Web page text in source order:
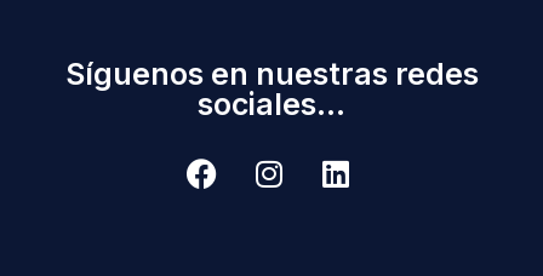
Síguenos en nuestras redes
sociales...